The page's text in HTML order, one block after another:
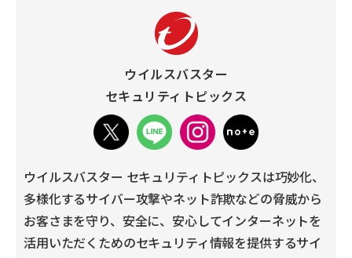
ウイルスバスター
セキュリティトピックス
ウイルスバスター セキュリティトピックスは巧妙化、
多様化するサイバー攻撃やネット詐欺などの脅威から
お客さまを守り、安全に、安心してインターネットを
活用いただくためのセキュリティ情報を提供するサイ